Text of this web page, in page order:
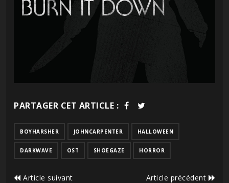
PARTAGER CET ARTICLE :
BOYHARSHER JOHNCARPENTER HALLOWEEN
DARKWAVE OST SHOEGAZE HORROR
Article suivant Article précédent